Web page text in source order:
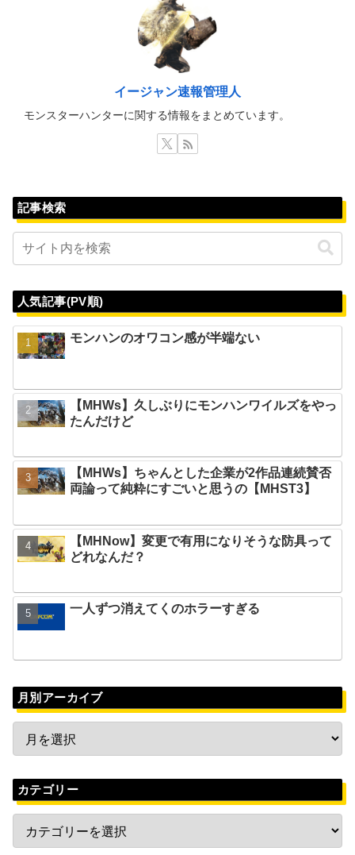
イージャン速報管理人
モンスターハンターに関する情報をまとめています。
記事検索
人気記事(PV順)
モンハンのオワコン感が半端ない
【MHWs】久しぶりにモンハンワイルズをやっ
たんだけど
【MHWs】ちゃんとした企業が2作品連続賛否
両論って純粋にすごいと思うの【MHST3】
【MHNow】変更で有用になりそうな防具って
どれなんだ？
一人ずつ消えてくのホラーすぎる
月別アーカイブ
カテゴリー